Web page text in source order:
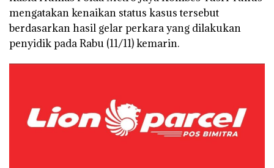
mengatakan kenaikan status kasus tersebut
berdasarkan hasil gelar perkara yang dilakukan
penyidik pada Rabu (11/11) kemarin.